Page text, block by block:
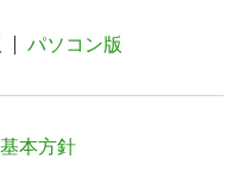
パソコン版
本方針